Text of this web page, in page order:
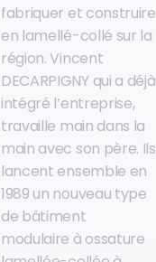
fabriquer et construire
en lamellé-collé sur la
région. Vincent
DECARPIGNY qui a déjà
intégré l’entreprise,
travaille main dans la
main avec son père. Ils
lancent ensemble en
1989 un nouveau type
de bâtiment
modulaire à ossature